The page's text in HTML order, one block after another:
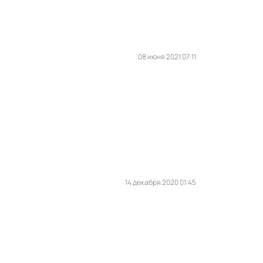
08 июня 2021 07:11
14 декабря 2020 01:45